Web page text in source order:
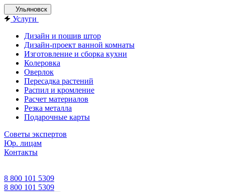
Ульяновск
Услуги
Дизайн и пошив штор
Дизайн-проект ванной комнаты
Изготовление и сборка кухни
Колеровка
Оверлок
Пересадка растений
Распил и кромление
Расчет материалов
Резка металла
Подарочные карты
Советы экспертов
Юр. лицам
Контакты
8 800 101 5309
8 800 101 5309